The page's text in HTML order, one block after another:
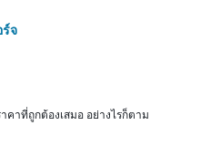
จ
คาที่ถูกต้องเสมอ อย่างไรก็ตาม